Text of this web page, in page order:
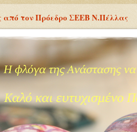
από τον Πρόεδρο ΣΕΕΒ Ν.Πέλλας